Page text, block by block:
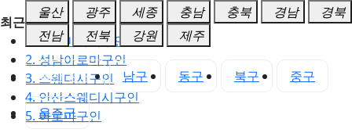
최근검색어
1. 일산마사지구인
2. 성남아로마구인
3. 스웨디시구인
4. 안산스웨디시구인
5. 아로마구인
울산
광주 세종 충남 충북 경남
경북
전남
전북 강원 제주
울산 전체 남구 동구 북구 중구
울주군